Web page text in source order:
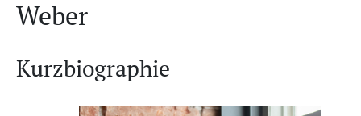
Weber
Kurzbiographie